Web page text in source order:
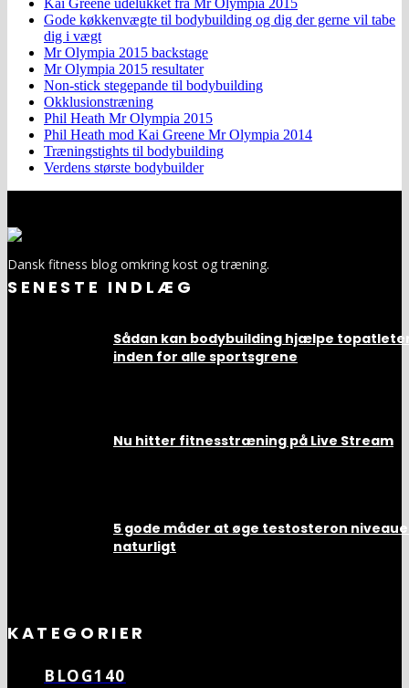
Kai Greene udelukket fra Mr Olympia 2015
Gode køkkenvægte til bodybuilding og dig der gerne vil tabe
dig i vægt
Mr Olympia 2015 backstage
Mr Olympia 2015 resultater
Non-stick stegepande til bodybuilding
Okklusionstræning
Phil Heath Mr Olympia 2015
Phil Heath mod Kai Greene Mr Olympia 2014
Træningstights til bodybuilding
Verdens største bodybuilder
Dansk fitness blog omkring kost og træning.
SENESTE INDLÆG
Sådan kan bodybuilding hjælpe
inden for alle sportsgrene
Nu hitter fitnesstræning på Live Stream
5 gode måder at øge testosteron
naturligt
KATEGORIER
BLOG140